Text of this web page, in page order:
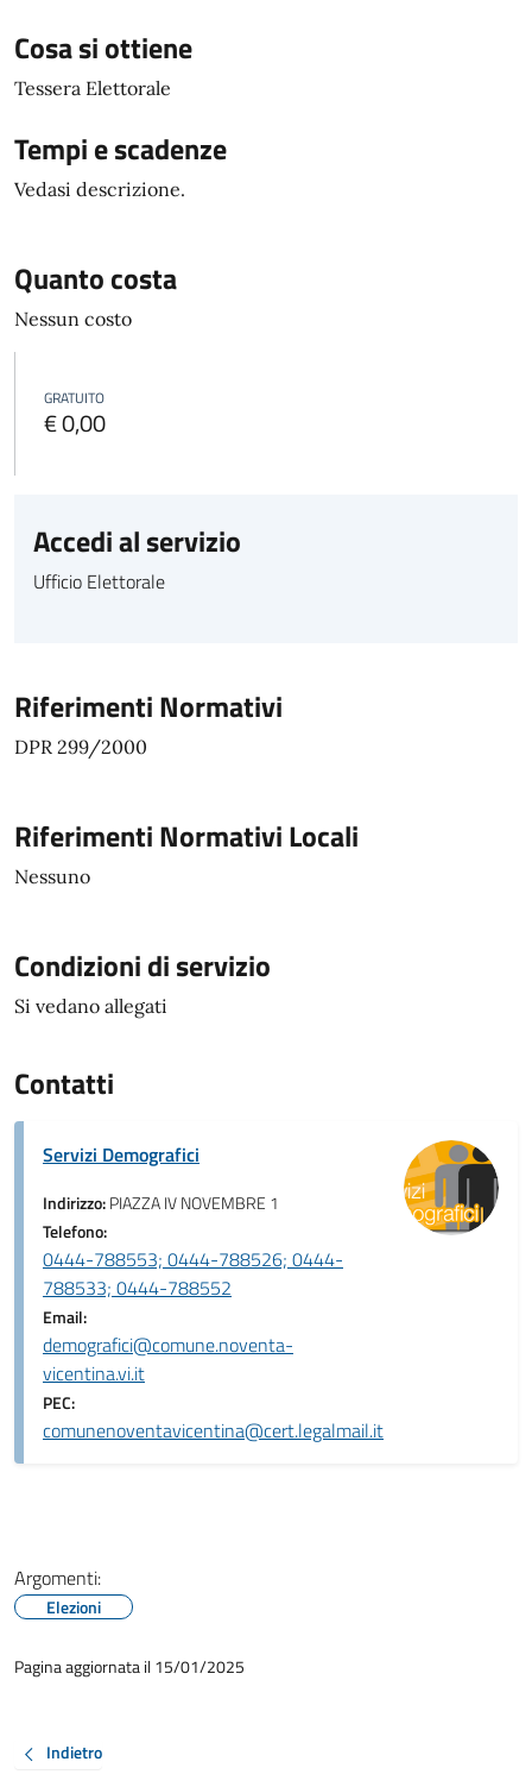
Cosa si ottiene
Tessera Elettorale
Tempi e scadenze
Vedasi descrizione.
Quanto costa
Nessun costo
GRATUITO
€ 0,00
Accedi al servizio
Ufficio Elettorale
Riferimenti Normativi
DPR 299/2000
Riferimenti Normativi Locali
Nessuno
Condizioni di servizio
Si vedano allegati
Contatti
Servizi Demografici
Indirizzo:PIAZZA IV NOVEMBRE 1
Telefono:
0444-788553; 0444-788526; 0444-
788533; 0444-788552
Email:
demografici@comune.noventa-
vicentina.vi.it
PEC:
comunenoventavicentina@cert.legalmail.it
Argomenti:
Elezioni
Pagina aggiornata il 15/01/2025
Indietro